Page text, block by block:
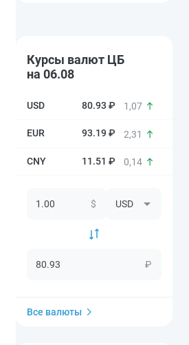
Курсы валют ЦБ
на 06.08
80.93 ₽ 1,07
93.19 ₽ 2,31
11.51 ₽ 0,14
$
₽
Все валюты